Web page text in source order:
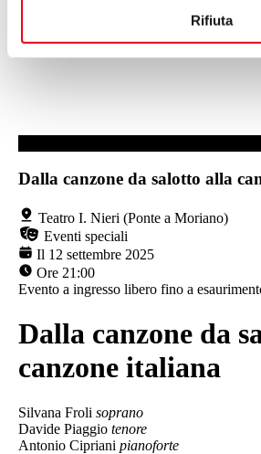
Rifiuta
Dalla canzone da salotto alla
Teatro I. Nieri (Ponte a Moriano)
Eventi speciali
Il 12 settembre 2025
Ore 21:00
Evento a ingresso libero fino a
Dalla canzone da
canzone italiana
Silvana Froli soprano
Davide Piaggio tenore
Antonio Cipriani pianoforte